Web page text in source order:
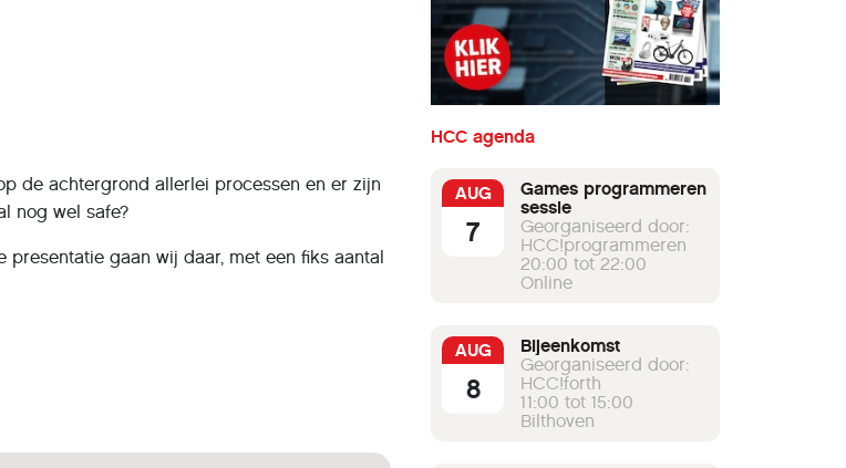
de achtergrond allerlei processen en er zijn
nog wel safe?
gaan wij daar, met een fiks aantal
HCC agenda
AUG
7
Games programmeren
sessie
Georganiseerd door:
HCC!programmeren
20:00 tot 22:00
Online
AUG
8
Bijeenkomst
Georganiseerd door:
HCC!forth
11:00 tot 15:00
Bilthoven